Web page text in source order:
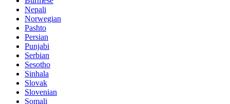
Nepali
Norwegian
Pashto
Persian
Punjabi
Serbian
Sesotho
Sinhala
Slovak
Slovenian
Somali